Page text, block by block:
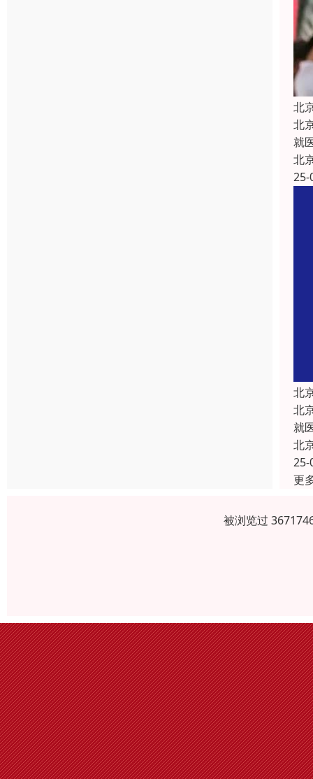
北
北
就
北
25-
北
北
就
北
25-
更
被浏览过